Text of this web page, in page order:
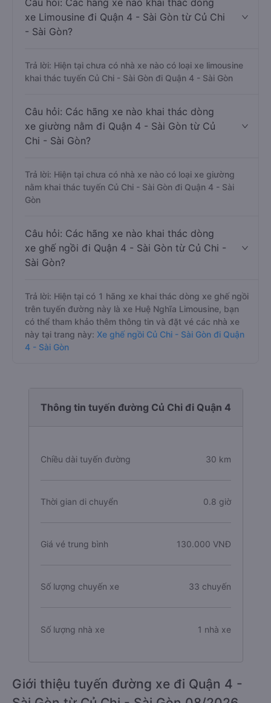
Câu hỏi: Các hãng xe nào khai thác dòng
xe Limousine đi Quận 4 - Sài Gòn từ Củ Chi
- Sài Gòn?
Trả lời: Hiện tại chưa có nhà xe nào có loại xe limousine
khai thác tuyến Củ Chi - Sài Gòn đi Quận 4 - Sài Gòn
Câu hỏi: Các hãng xe nào khai thác dòng
xe giường nằm đi Quận 4 - Sài Gòn từ Củ
Chi - Sài Gòn?
Trả lời: Hiện tại chưa có nhà xe nào có loại xe giường
nằm khai thác tuyến Củ Chi - Sài Gòn đi Quận 4 - Sài
Gòn
Câu hỏi: Các hãng xe nào khai thác dòng
xe ghế ngồi đi Quận 4 - Sài Gòn từ Củ Chi -
Sài Gòn?
Trả lời: Hiện tại có 1 hãng xe khai thác dòng xe ghế ngồi
trên tuyến đường này là xe Huệ Nghĩa Limousine, bạn
có thể tham khảo thêm thông tin và đặt vé các nhà xe
này tại trang này: Xe ghế ngồi Củ Chi - Sài Gòn đi Quận
4 - Sài Gòn
Thông tin tuyến đường Củ Chi đi Quận 4
Chiều dài tuyến đường 30 km
Thời gian di chuyển 0.8 giờ
Giá vé trung bình 130.000 VNĐ
Số lượng chuyến xe 33 chuyến
Số lượng nhà xe 1 nhà xe
Giới thiệu tuyến đường xe đi Quận 4 -